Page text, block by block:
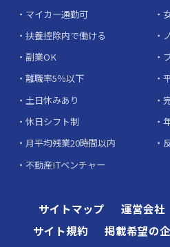
マイカー通勤可
扶養控除内で働ける
副業OK
離職率5％以下
土日休みあり
休日シフト制
月平均残業20時間以内
不動産ITベンチャー
サイトマップ 運営会社
サイト規約
掲載希望の